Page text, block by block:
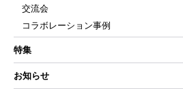
交流会
コラボレーション事例
特集
お知らせ